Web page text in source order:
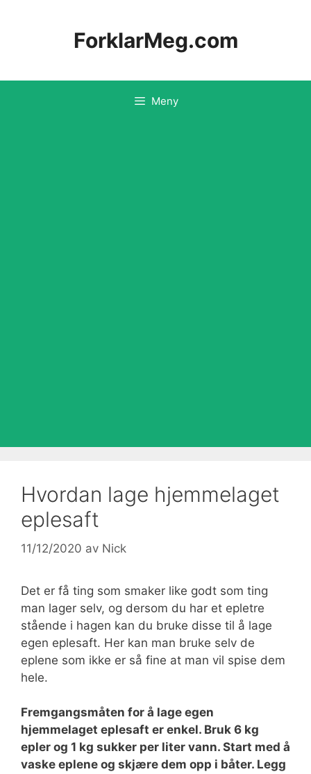
ForklarMeg.com
Meny
Hvordan lage hjemmelaget
eplesaft
11/12/2020 av Nick
Det er få ting som smaker like godt som ting
man lager selv, og dersom du har et epletre
stående i hagen kan du bruke disse til å lage
egen eplesaft. Her kan man bruke selv de
eplene som ikke er så fine at man vil spise dem
hele.
Fremgangsmåten for å lage egen
hjemmelaget eplesaft er enkel. Bruk 6 kg
epler og 1 kg sukker per liter vann. Start med å
vaske eplene og skjære dem opp i båter. Legg